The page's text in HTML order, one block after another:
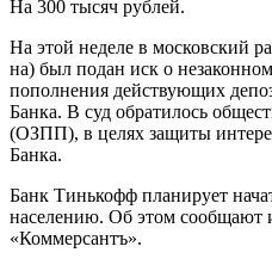
На 300 тысяч рублей.
На этой неделе в московский
на) был подан иск о
пополнения действующих
Банка. В суд обратилось
(ОЗПП), в целях защиты
Банка.
Банк Тинькофф планирует
населению. Об этом сообщают
«Коммерсантъ».